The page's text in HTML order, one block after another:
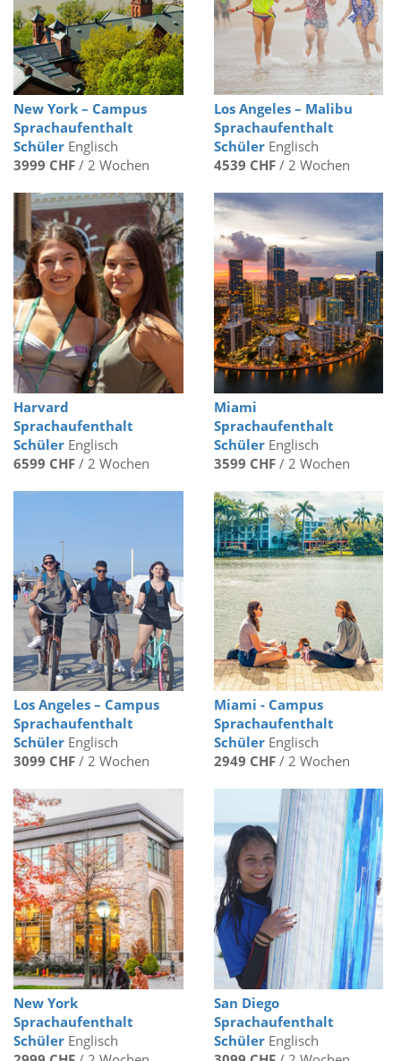
New York – Campus
Sprachaufenthalt
Schüler Englisch
3999 CHF / 2 Wochen
Los Angeles – Malibu
Sprachaufenthalt
SchülerEnglisch
4539 CHF/ 2 Wochen
Harvard
Sprachaufenthalt
Schüler Englisch
6599 CHF / 2 Wochen
Miami
Sprachaufenthalt
SchülerEnglisch
3599 CHF/ 2 Wochen
Los Angeles – Campus
Sprachaufenthalt
Schüler Englisch
3099 CHF / 2 Wochen
Miami - Campus
Sprachaufenthalt
SchülerEnglisch
2949 CHF/ 2 Wochen
New York
Sprachaufenthalt
Schüler Englisch
San Diego
Sprachaufenthalt
SchülerEnglisch